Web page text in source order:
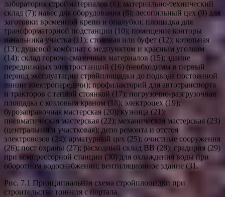
лаборатория стройматериалов (6); материально-технический
склад (7); навес для оборудования (8); лесопильный цех (9) для
заготовки временной крепи и опалубки; площадка для
трансформаторной подстанции (10); помещение конторы
начальника участка (11); столовая или буфет (12); котельная
(13); душевой комбинат с медпунктом и красным уголком
(14); склад горюче-смазочных материалов (15); здание
передвижных электростанций (16) (необходимы в первый
период эксплуатации стройплощадки до подвода постоянной
линии электропередачи); профилакторий для автотранспорта
и тракторов с теплой стоянкой (17); погрузочно-разгрузочная
площадка с козловым краном (18); электроцех (19);
бурозаправочная мастерская (20); кузница (21);
пневматическая мастерская (22); механическая мастерская (23)
(центральная и участковая); депо ремонта и отстоя
электровозов (24); арматурный цех (25); очистные сооружения
(26); пост охраны (27); расходный склад ВВ (28); градирня (29)
при компрессорной станции (30) для охлаждения воды при
оборотном водоснабжении; вентиляционное здание (31.
Рис. 7.1 Принципиальная схема стройплощадки при
строительстве тоннеля с портала.